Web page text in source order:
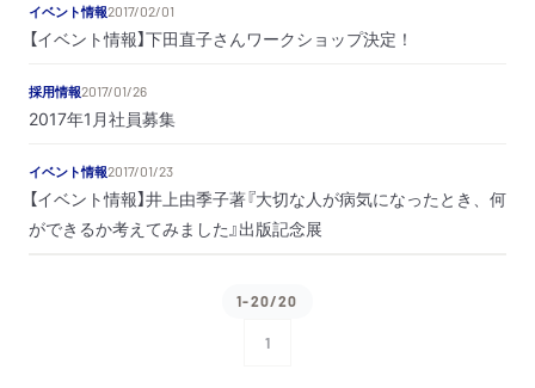
イベント情報2017/02/01
【イベント情報】下田直子さんワークショップ決定！
採用情報2017/01/26
2017年1月社員募集
イベント情報2017/01/23
【イベント情報】井上由季子著『大切な人が病気になったとき、何
ができるか考えてみました』出版記念展
1-20/20
1